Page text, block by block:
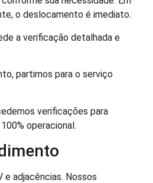
o deslocamento é imediato.
a verificação detalhada e
partimos para o serviço
verificações para
operacional.
adjacências. Nossos